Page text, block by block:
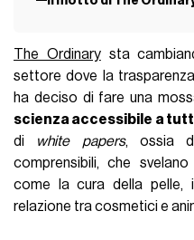
The Ordinarysta
settore dove la
ha deciso di fare una
scienza accessibile a
di
white papers, ossia
comprensibili, che
come la cura della
relazione tra cosmetici e